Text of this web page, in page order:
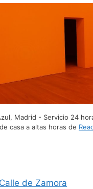
Madrid - Servicio 24
casa a altas horas de
de Zamora